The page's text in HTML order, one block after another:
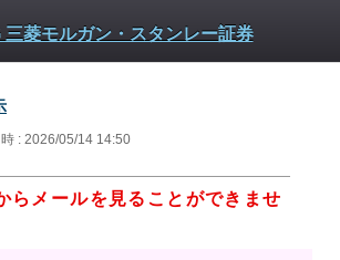
: 2026/05/14 14:50
らメールを見ることができませ